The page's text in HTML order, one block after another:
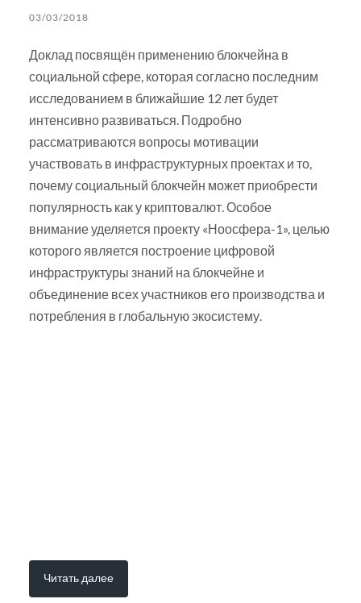
03/03/2018
Доклад посвящён применению блокчейна в
социальной сфере, которая согласно последним
исследованием в ближайшие 12 лет будет
интенсивно развиваться. Подробно
рассматриваются вопросы мотивации
участвовать в инфраструктурных проектах и то,
почему социальный блокчейн может приобрести
популярность как у криптовалют. Особое
внимание уделяется проекту «Ноосфера-1», целью
которого является построение цифровой
инфраструктуры знаний на блокчейне и
объединение всех участников его производства и
потребления в глобальную экосистему.
Читать далее